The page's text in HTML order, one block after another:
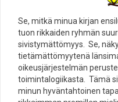
Se, mitkä minua kirjan
tuon rikkaiden ryhmän
sivistymättömyys. Se,
tietämättömyytenä
oikeusjärjestelmän
toimintalogiikasta. Tämä
minun hyväntahtoinen